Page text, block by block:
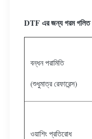
DTF এর জন্য গরম গলিত
বন্ধন পরামিতি
(শুধুমাত্র রেফারেন্স)
ওয়াশিং প্রতিরোধ